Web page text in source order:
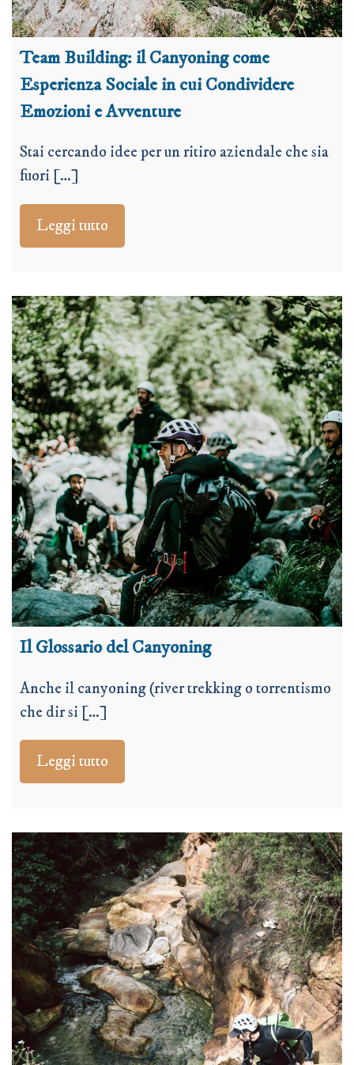
Team Building: il Canyoning come
Esperienza Sociale in cui Condividere
Emozioni e Avventure
Stai cercando idee per un ritiro aziendale che sia
fuori […]
Leggi tutto
Il Glossario del Canyoning
Anche il canyoning (river trekking o torrentismo
che dir si […]
Leggi tutto